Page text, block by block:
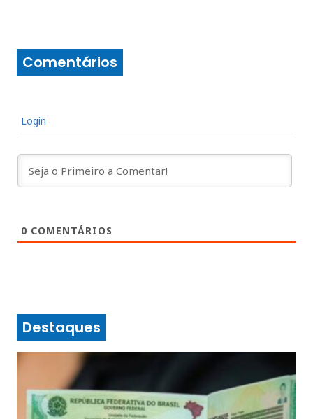
Comentários
Login
0 COMENTÁRIOS
Destaques